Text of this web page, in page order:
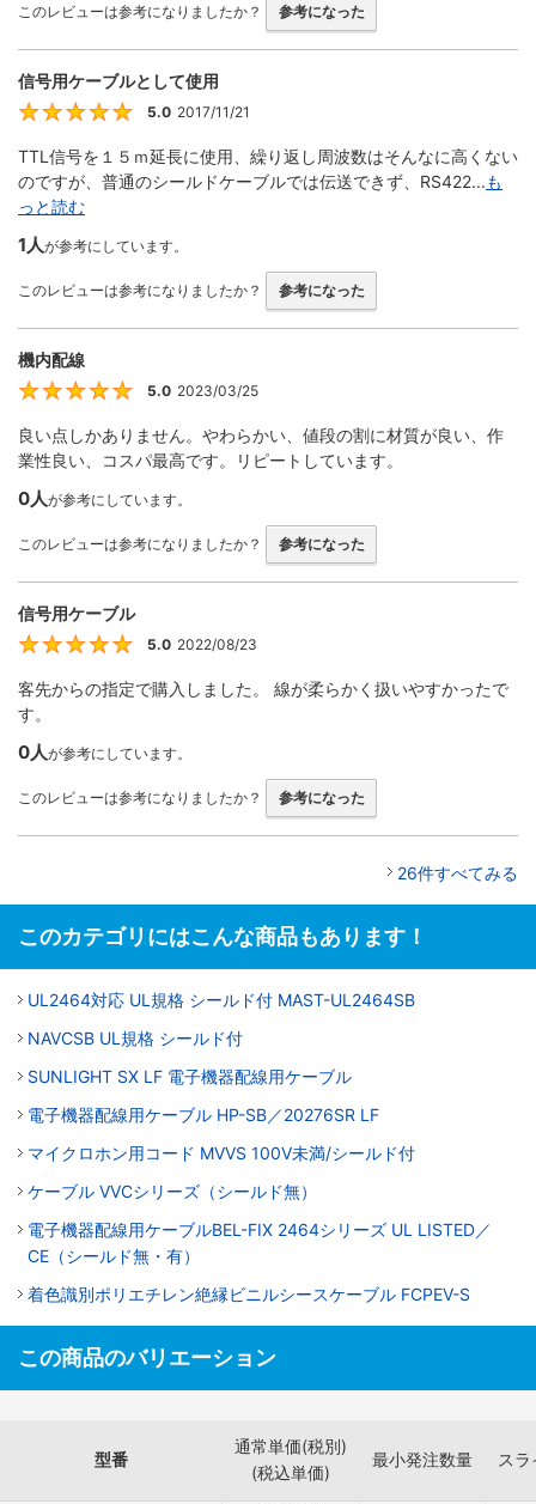
このレビューは参考になりましたか？ 参考になった
信号用ケーブルとして使用
5.0 2017/11/21
TTL信号を１５ｍ延長に使用、繰り返し周波数はそんなに高くない
のですが、普通のシールドケーブルでは伝送できず、RS422...も
っと読む
1人が参考にしています。
このレビューは参考になりましたか？ 参考になった
機内配線
5
5.0 2023/03/25
良い点しかありません。やわらかい、値段の割に材質が良い、作
業性良い、コスパ最高です。リピートしています。
0人が参考にしています。
このレビューは参考になりましたか？ 参考になった
信号用ケーブル
5
5.0 2022/08/23
客先からの指定で購入しました。 線が柔らかく扱いやすかったで
す。
0人が参考にしています。
このレビューは参考になりましたか？ 参考になった
26件すべてみる
このカテゴリにはこんな商品もあります！
UL2464対応 UL規格 シールド付 MAST-UL2464SB
NAVCSB UL規格 シールド付
SUNLIGHT SX LF 電子機器配線用ケーブル
電子機器配線用ケーブル HP-SB／20276SR LF
マイクロホン用コード MVVS 100V未満/シールド付
ケーブル VVCシリーズ（シールド無）
電子機器配線用ケーブルBEL-FIX 2464シリーズ UL LISTED／
CE（シールド無・有）
着色識別ポリエチレン絶縁ビニルシースケーブル FCPEV-S
この商品のバリエーション
型番
通常単価(税別)
(税込単価)
最小発注数量 ス